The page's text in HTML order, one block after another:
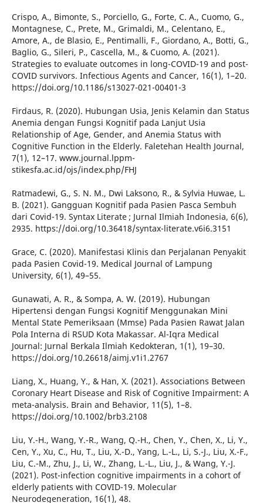
Crispo, A., Bimonte, S., Porciello, G., Forte, C. A., Cuomo, G.,
Montagnese, C., Prete, M., Grimaldi, M., Celentano, E.,
Amore, A., de Blasio, E., Pentimalli, F., Giordano, A., Botti, G.,
Baglio, G., Sileri, P., Cascella, M., & Cuomo, A. (2021).
Strategies to evaluate outcomes in long-COVID-19 and post-
COVID survivors. Infectious Agents and Cancer, 16(1), 1–20.
https://doi.org/10.1186/s13027-021-00401-3
Firdaus, R. (2020). Hubungan Usia, Jenis Kelamin dan Status
Anemia dengan Fungsi Kognitif pada Lanjut Usia
Relationship of Age, Gender, and Anemia Status with
Cognitive Function in the Elderly. Faletehan Health Journal,
7(1), 12–17. www.journal.lppm-
stikesfa.ac.id/ojs/index.php/FHJ
Ratmadewi, G., S. N. M., Dwi Laksono, R., & Sylvia Huwae, L.
B. (2021). Gangguan Kognitif pada Pasien Pasca Sembuh
dari Covid-19. Syntax Literate ; Jurnal Ilmiah Indonesia, 6(6),
2935. https://doi.org/10.36418/syntax-literate.v6i6.3151
Grace, C. (2020). Manifestasi Klinis dan Perjalanan Penyakit
pada Pasien Covid-19. Medical Journal of Lampung
University, 6(1), 49–55.
Gunawati, A. R., & Sompa, A. W. (2019). Hubungan
Hipertensi dengan Fungsi Kognitif Menggunakan Mini
Mental State Pemeriksaan (Mmse) Pada Pasien Rawat Jalan
Pola Interna di RSUD Kota Makassar. Al-Iqra Medical
Journal: Jurnal Berkala Ilmiah Kedokteran, 1(1), 19–30.
https://doi.org/10.26618/aimj.v1i1.2767
Liang, X., Huang, Y., & Han, X. (2021). Associations Between
Coronary Heart Disease and Risk of Cognitive Impairment: A
meta-analysis. Brain and Behavior, 11(5), 1–8.
https://doi.org/10.1002/brb3.2108
Liu, Y.-H., Wang, Y.-R., Wang, Q.-H., Chen, Y., Chen, X., Li, Y.,
Cen, Y., Xu, C., Hu, T., Liu, X.-D., Yang, L.-L., Li, S.-J., Liu, X.-F.,
Liu, C.-M., Zhu, J., Li, W., Zhang, L.-L., Liu, J., & Wang, Y.-J.
(2021). Post-infection cognitive impairments in a cohort of
elderly patients with COVID-19. Molecular
Neurodegeneration, 16(1), 48.